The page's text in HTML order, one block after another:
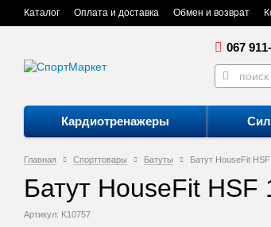
Каталог Оплата и доставка Обмен и возврат
067
Кардиотренажеры
Главная Спорттовары Батуты Батут HouseFit
Батут HouseFit HSF
Артикул: K10757